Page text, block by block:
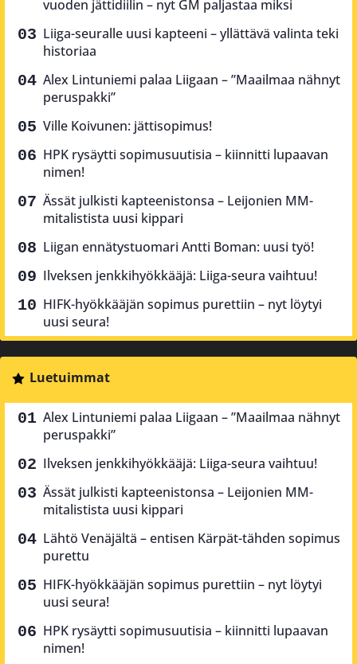
vuoden jättidiilin – nyt GM paljastaa miksi
Liiga-seuralle uusi kapteeni – yllättävä valinta teki
historiaa
Alex Lintuniemi palaa Liigaan – ”Maailmaa nähnyt
peruspakki”
Ville Koivunen: jättisopimus!
HPK rysäytti sopimusuutisia – kiinnitti lupaavan
nimen!
Ässät julkisti kapteenistonsa – Leijonien MM-
mitalistista uusi kippari
Liigan ennätystuomari Antti Boman: uusi työ!
Ilveksen jenkkihyökkääjä: Liiga-seura vaihtuu!
HIFK-hyökkääjän sopimus purettiin – nyt löytyi
uusi seura!
Luetuimmat
Alex Lintuniemi palaa Liigaan – ”Maailmaa nähnyt
peruspakki”
Ilveksen jenkkihyökkääjä: Liiga-seura vaihtuu!
Ässät julkisti kapteenistonsa – Leijonien MM-
mitalistista uusi kippari
Lähtö Venäjältä – entisen Kärpät-tähden sopimus
purettu
HIFK-hyökkääjän sopimus purettiin – nyt löytyi
uusi seura!
HPK rysäytti sopimusuutisia – kiinnitti lupaavan
nimen!